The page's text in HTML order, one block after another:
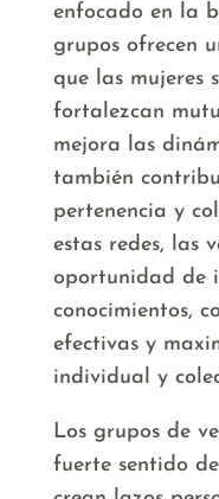
enfocado en la
grupos ofrecen
que las mujeres
fortalezcan
mejora las
también
pertenencia y
estas redes, las
oportunidad de
conocimientos,
efectivas y
individual y
Los grupos de
fuerte sentido